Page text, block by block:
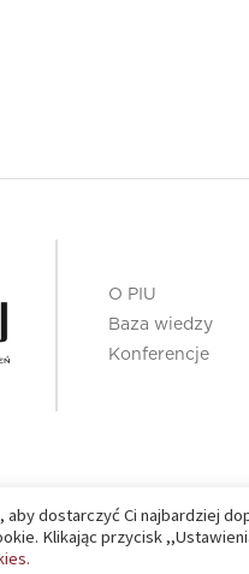
O PIU
Baza wiedzy
Konferencje
dostarczyć Ci najbardziej
Klikając przycisk